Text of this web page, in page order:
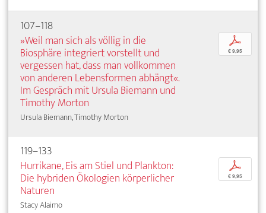
107–118
»Weil man sich als völlig in die
Biosphäre integriert vorstellt und
vergessen hat, dass man vollkommen
von anderen Lebensformen abhängt«.
Im Gespräch mit Ursula Biemann und
Timothy Morton
Ursula Biemann, Timothy Morton
p
€ 9,95
119–133
Hurrikane, Eis am Stiel und Plankton:
Die hybriden Ökologien körperlicher
Naturen
Stacy Alaimo
p
€ 9,95